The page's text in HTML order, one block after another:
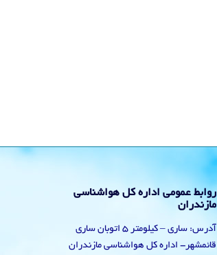
روابط عمومی اداره کل هواشناسی
مازندران
آدرس: ساری – کیلومتر 5 اتوبان ساری
قائمشهر- اداره کل هواشناسی مازندران